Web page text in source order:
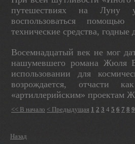
путешествиях на Луну
воспользоваться
технические средства,
Восемнадцатый век не мог
нашумевшего романа Жюля
использовании для
возрождается, отчасти
«артиллерийским» проектам
<< В начало < Предыдущая 1 2 3 4 5 6 7 8 9
Назад